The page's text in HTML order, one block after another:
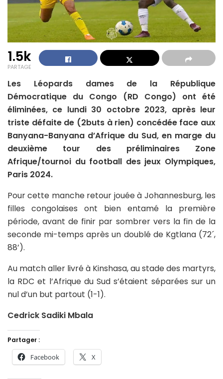
1.5k
PARTAGE
Les Léopards dames de la République
Démocratique du Congo (RD Congo) ont été
éliminées, ce lundi 30 octobre 2023, après leur
triste défaite de (2buts à rien) concédée face aux
Banyana-Banyana d’Afrique du Sud, en marge du
deuxième tour des préliminaires Zone
Afrique/tournoi du football des jeux Olympiques,
Paris 2024.
Pour cette manche retour jouée à Johannesburg, les
filles congolaises ont bien entamé la première
période, avant de finir par sombrer vers la fin de la
seconde mi-temps après un doublé de Kgtlana (72´,
88’).
Au match aller livré à Kinshasa, au stade des martyrs,
la RDC et l’Afrique du Sud s’étaient séparées sur un
nul d’un but partout (1-1).
Cedrick Sadiki Mbala
Partager :
Facebook X